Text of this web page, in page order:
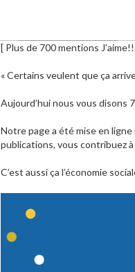
[ Plus de 700 mentions
« Certains veulent que ça
Aujourd’hui nous vous disons
Notre page a été mise en
publications, vous contribuez
C’est aussi ça l’économie